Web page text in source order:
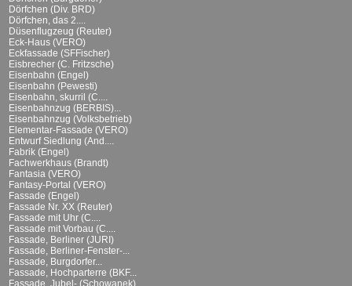
Dörfchen (Div. BRD)
Dörfchen, das 2....
Düsenflugzeug (Reuter)
Eck-Haus (VERO)
Eckfassade (SFFischer)
Eisbrecher (C. Fritzsche)
Eisenbahn (Engel)
Eisenbahn (Pewesti)
Eisenbahn, skurril (C....
Eisenbahnzug (BERBIS)...
Eisenbahnzug (Volksbetrieb)
Elementar-Fassade (VERO)
Entwurf Siedlung (And....
Fabrik (Engel)
Fachwerkhaus (Brandt)
Fantasia (VERO)
Fantasy-Portal (VERO)
Fassade (Engel)
Fassade Nr. XX (Reuter)
Fassade mit Uhr (C....
Fassade mit Vorbau (C....
Fassade, Berliner (JURI)
Fassade, Berliner-Fenster-...
Fassade, Burgdorfer...
Fassade, Hochparterre (BKF...
Fassade, Jubel- (Schowanek)